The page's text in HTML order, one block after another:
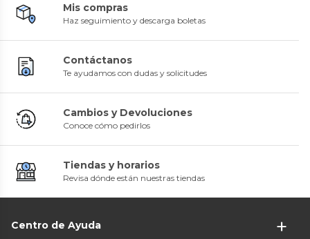
Mis compras
Haz seguimiento y descarga boletas
Contáctanos
Te ayudamos con dudas y solicitudes
Cambios y Devoluciones
Conoce cómo pedirlos
Tiendas y horarios
Revisa dónde están nuestras tiendas
Centro de Ayuda